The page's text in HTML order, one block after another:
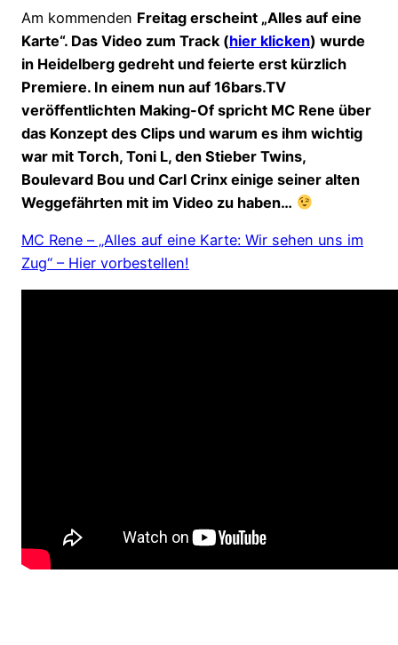
Am kommenden Freitag erscheint „Alles auf eine
Karte“. Das Video zum Track (hier klicken) wurde
in Heidelberg gedreht und feierte erst kürzlich
Premiere. In einem nun auf 16bars.TV
veröffentlichten Making-Of spricht MC Rene über
das Konzept des Clips und warum es ihm wichtig
war mit Torch, Toni L, den Stieber Twins,
Boulevard Bou und Carl Crinx einige seiner alten
Weggefährten mit im Video zu haben…
MC Rene – „Alles auf eine Karte: Wir sehen uns im
Zug“ – Hier vorbestellen!